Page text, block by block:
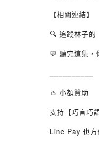
【相關連結】
🔍 追蹤林子的
💬 聽完這集
👛 小額贊助
支持【巧言巧語
Line Pay 也方